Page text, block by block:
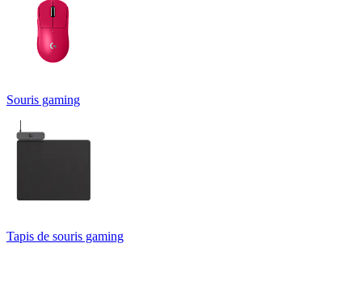
Souris gaming
Tapis de souris gaming